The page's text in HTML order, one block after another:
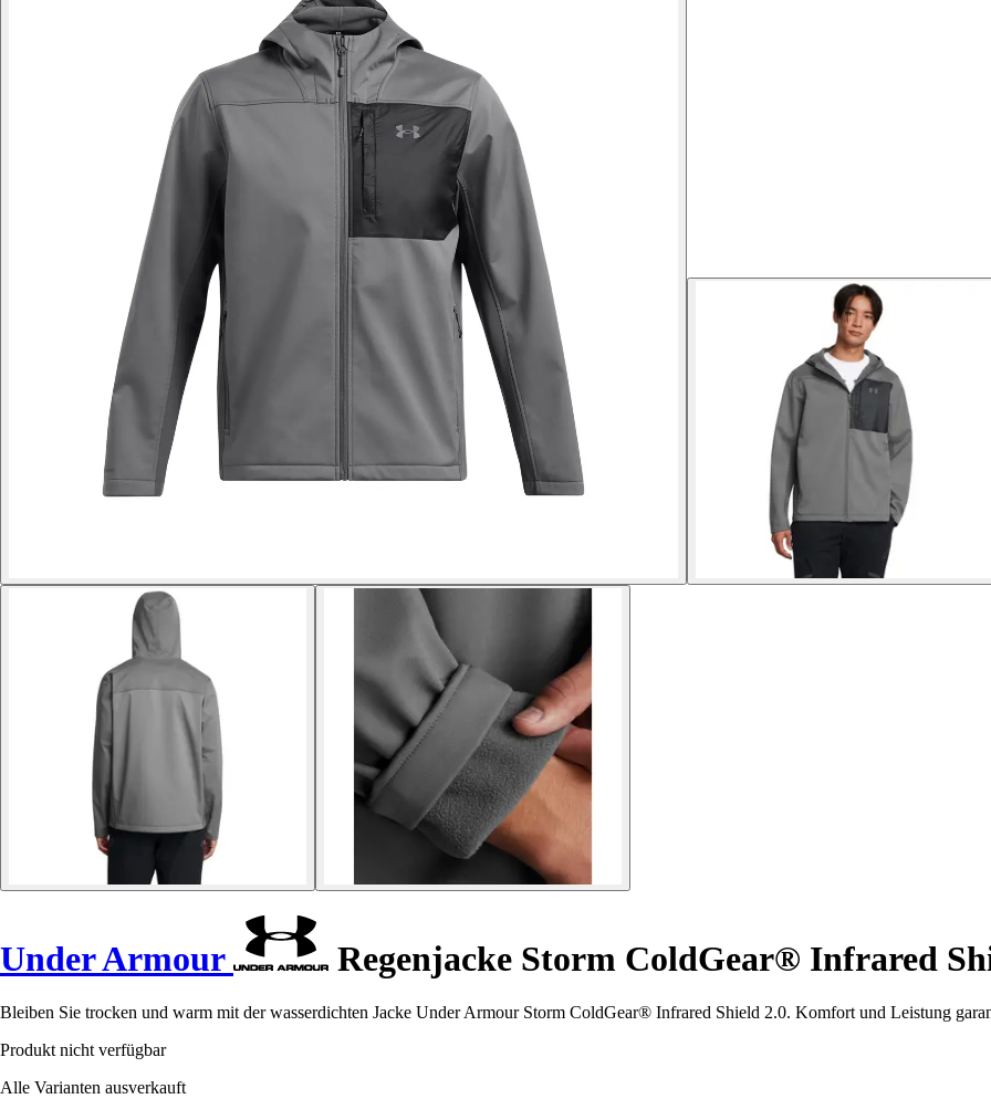
Under Armour Regenjacke Storm ColdGear® Infrared
Bleiben Sie trocken und warm mit der wasserdichten Jacke Under Armour Storm ColdGear® Infrared Shield 2.0. Komfort und Leistung
Produkt nicht verfügbar
Alle Varianten ausverkauft